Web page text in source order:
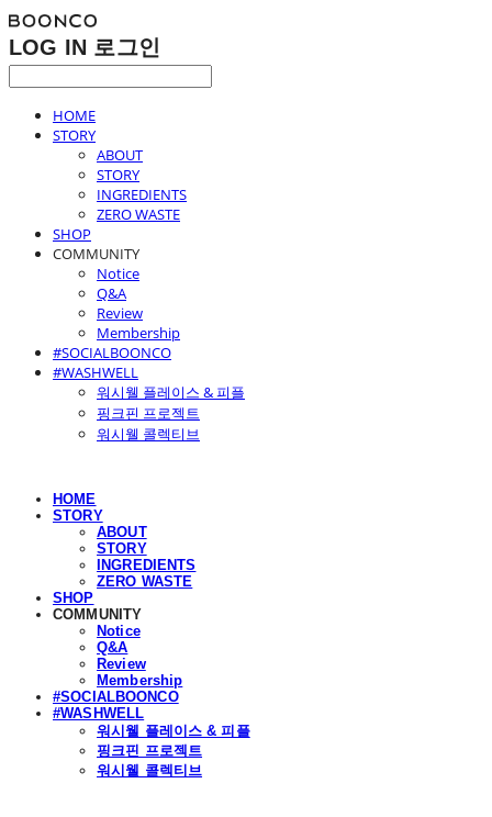
LOG IN 로그인
HOME
STORY
ABOUT
STORY
INGREDIENTS
ZERO WASTE
SHOP
COMMUNITY
Notice
Q&A
Review
Membership
#SOCIALBOONCO
#WASHWELL
워시웰 플레이스 & 피플
핑크핀 프로젝트
워시웰 콜렉티브
HOME
STORY
ABOUT
STORY
INGREDIENTS
ZERO WASTE
SHOP
COMMUNITY
Notice
Q&A
Review
Membership
#SOCIALBOONCO
#WASHWELL
워시웰 플레이스 & 피플
핑크핀 프로젝트
워시웰 콜렉티브